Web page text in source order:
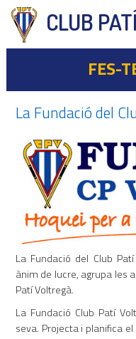
CLUB
FES-
La Fundació del
La Fundació del Club
ànim de lucre, agrupa les
Patí Voltregà.
La Fundació Club Patí
seva. Projecta i planifica